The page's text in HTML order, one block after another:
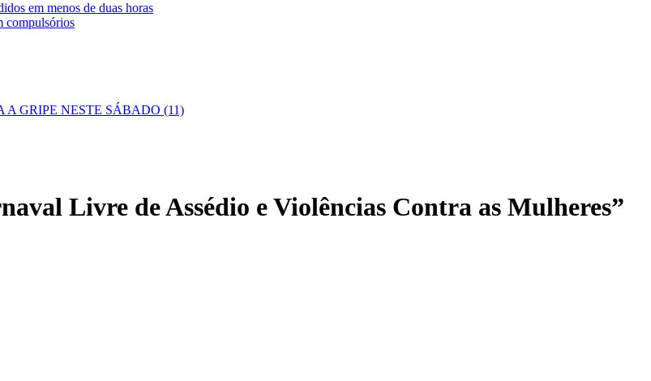
em menos de duas horas
compulsórios
GRIPE NESTE SÁBADO (11)
Livre de Assédio e Violências Contra as Mulheres”